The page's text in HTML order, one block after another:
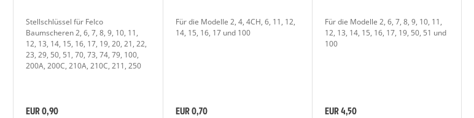
Stellschlüssel für Felco
Baumscheren 2, 6, 7, 8, 9, 10, 11,
12, 13, 14, 15, 16, 17, 19, 20, 21, 22,
23, 29, 50, 51, 70, 73, 74, 79, 100,
200A, 200C, 210A, 210C, 211, 250
EUR 0,90
Für die Modelle 2, 4, 4CH, 6, 11, 12,
14, 15, 16, 17 und 100
EUR 0,70
Für die Modelle 2, 6, 7, 8, 9, 10, 11,
12, 13, 14, 15, 16, 17, 19, 50, 51 und
100
EUR 4,50